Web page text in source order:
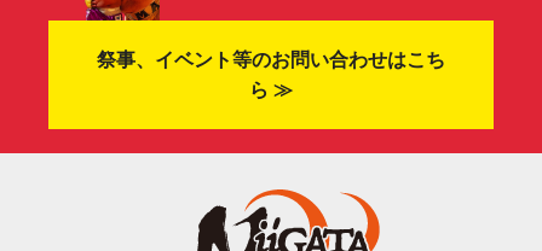
祭事、イベント等のお問い合わせはこち
ら ≫